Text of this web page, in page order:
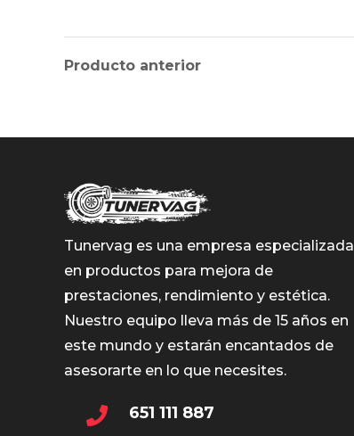
Producto anterior
Tunervag es una empresa especializada
en productos para mejora de
prestaciones, rendimiento y estética.
Nuestro equipo lleva más de 15 años en
este mundo y estarán encantados de
asesorarte en lo que necesites.
651 111 887